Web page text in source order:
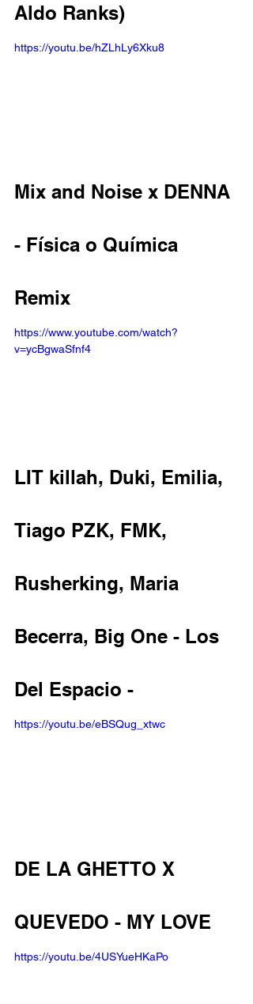
Aldo Ranks)
https://youtu.be/hZLhLy6Xku8
Mix and Noise x DENNA
- Física o Química
Remix
https://www.youtube.com/watch?
v=ycBgwaSfnf4
LIT killah, Duki, Emilia,
Tiago PZK, FMK,
Rusherking, Maria
Becerra, Big One - Los
Del Espacio -
https://youtu.be/eBSQug_xtwc
DE LA GHETTO X
QUEVEDO - MY LOVE
https://youtu.be/4USYueHKaPo